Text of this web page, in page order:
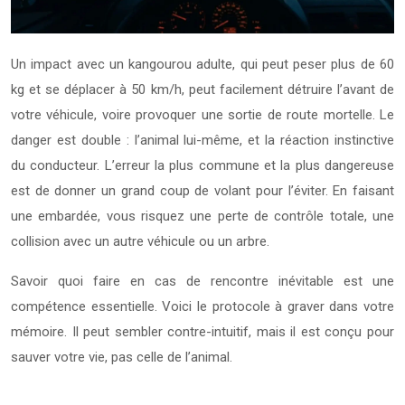
Un impact avec un kangourou adulte, qui peut peser plus de 60
kg et se déplacer à 50 km/h, peut facilement détruire l’avant de
votre véhicule, voire provoquer une sortie de route mortelle. Le
danger est double : l’animal lui-même, et la réaction instinctive
du conducteur. L’erreur la plus commune et la plus dangereuse
est de donner un grand coup de volant pour l’éviter. En faisant
une embardée, vous risquez une perte de contrôle totale, une
collision avec un autre véhicule ou un arbre.
Savoir quoi faire en cas de rencontre inévitable est une
compétence essentielle. Voici le protocole à graver dans votre
mémoire. Il peut sembler contre-intuitif, mais il est conçu pour
sauver votre vie, pas celle de l’animal.